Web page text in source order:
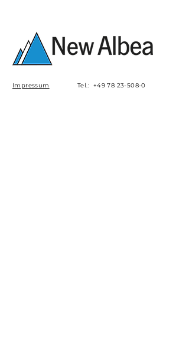
Impressum Tel.: +49 78 23-508-0